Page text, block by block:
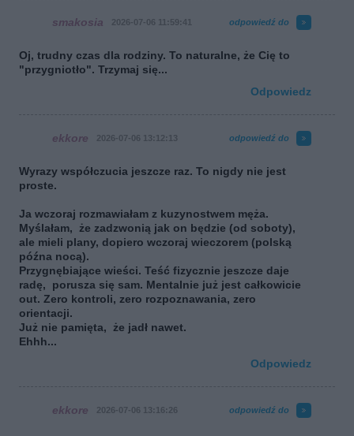
smakosia 2026-07-06 11:59:41 odpowiedź do
Oj, trudny czas dla rodziny. To naturalne, że Cię to
"przygniotło". Trzymaj się...
Odpowiedz
ekkore 2026-07-06 13:12:13 odpowiedź do
Wyrazy współczucia jeszcze raz. To nigdy nie jest
proste.
Ja wczoraj rozmawiałam z kuzynostwem męża.
Myślałam, że zadzwonią jak on będzie (od soboty),
ale mieli plany, dopiero wczoraj wieczorem (polską
późna nocą).
Przygnębiające wieści. Teść fizycznie jeszcze daje
radę, porusza się sam. Mentalnie już jest całkowicie
out. Zero kontroli, zero rozpoznawania, zero
orientacji.
Już nie pamięta, że jadł nawet.
Ehhh...
Odpowiedz
ekkore 2026-07-06 13:16:26 odpowiedź do